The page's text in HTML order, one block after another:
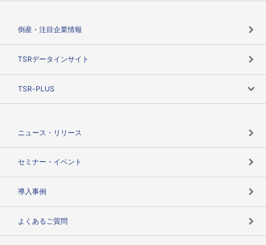
倒産・注目企業情報
TSRデータインサイト
TSR-PLUS
ニュース・リリース
セミナー・イベント
導入事例
よくあるご質問